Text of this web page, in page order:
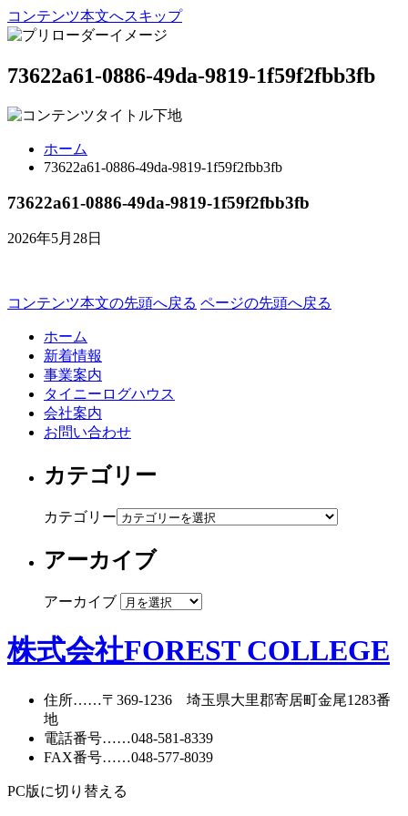
コンテンツ本文へスキップ
73622a61-0886-49da-9819-1f59f2fbb3fb
ホーム
73622a61-0886-49da-9819-1f59f2fbb3fb
73622a61-0886-49da-9819-1f59f2fbb3fb
2026年5月28日
コンテンツ本文の先頭へ戻る ページの先頭へ戻る
ホーム
新着情報
事業案内
タイニーログハウス
会社案内
お問い合わせ
カテゴリー
カテゴリー
アーカイブ
アーカイブ
株式会社FOREST COLLEGE
住所……〒369-1236 埼玉県大里郡寄居町金尾1283番
地
電話番号……048-581-8339
FAX番号……048-577-8039
PC版に切り替える